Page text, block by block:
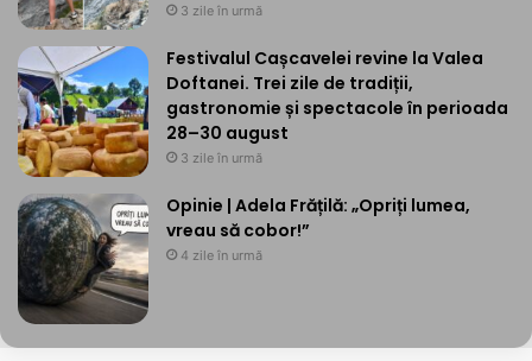
3 zile în urmă
Festivalul Cașcavelei revine la Valea
Doftanei. Trei zile de tradiții,
gastronomie și spectacole în perioada
28–30 august
3 zile în urmă
Opinie | Adela Frățilă: „Opriți lumea,
vreau să cobor!”
4 zile în urmă